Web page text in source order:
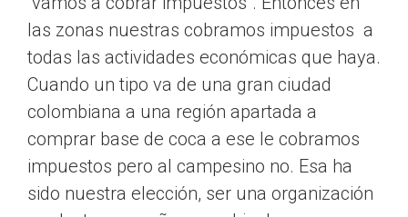
las zonas nuestras cobramos impuestos a
todas las actividades económicas que haya.
Cuando un tipo va de una gran ciudad
colombiana a una región apartada a
comprar base de coca a ese le cobramos
impuestos pero al campesino no. Esa ha
sido nuestra elección, ser una organización